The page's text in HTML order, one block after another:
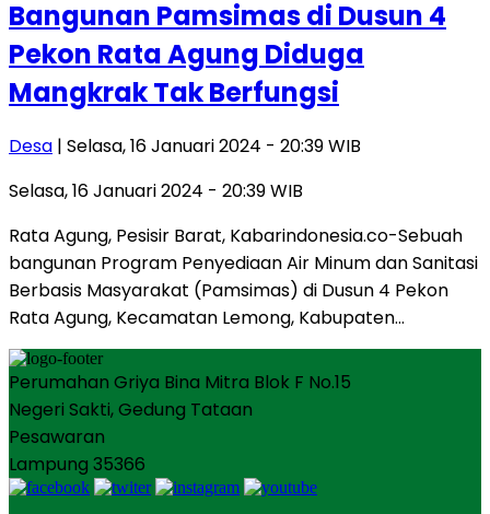
Bangunan Pamsimas di Dusun 4
Pekon Rata Agung Diduga
Mangkrak Tak Berfungsi
Desa | Selasa, 16 Januari 2024 - 20:39 WIB
Selasa, 16 Januari 2024 - 20:39 WIB
Rata Agung, Pesisir Barat, Kabarindonesia.co-Sebuah
bangunan Program Penyediaan Air Minum dan Sanitasi
Berbasis Masyarakat (Pamsimas) di Dusun 4 Pekon
Rata Agung, Kecamatan Lemong, Kabupaten…
Perumahan Griya Bina Mitra Blok F No.15
Negeri Sakti, Gedung Tataan
Pesawaran
Lampung 35366